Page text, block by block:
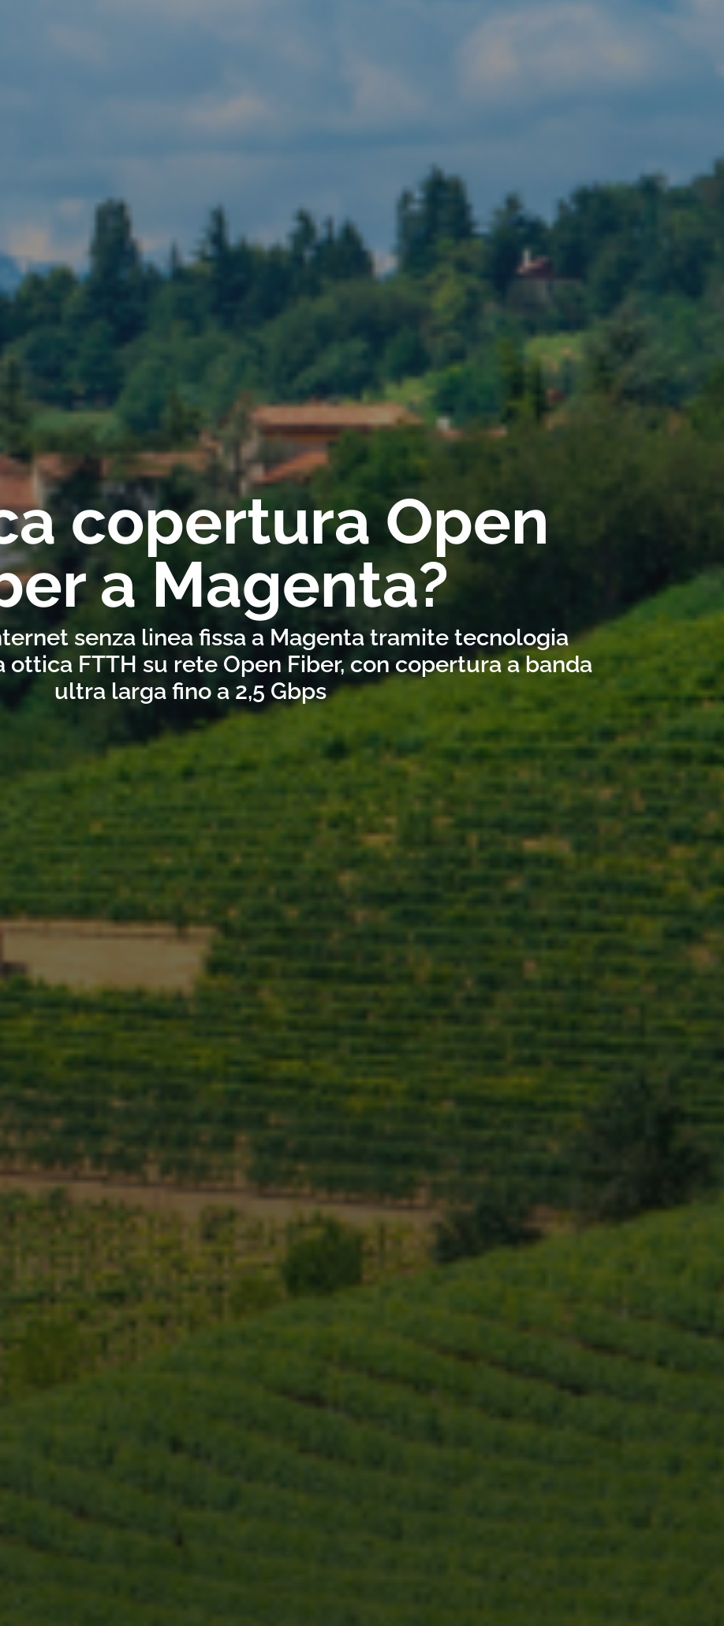
copertura Open
a Magenta?
senza linea fissa a Magenta tramite tecnologia
ottica FTTH su rete Open Fiber, con copertura a banda
ultra larga fino a 2,5 Gbps